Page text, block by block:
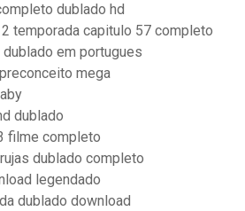
dublado hd
temporada capitulo 57 completo
em portugues
mega
dublado
filme completo
dublado completo
legendado
dublado download